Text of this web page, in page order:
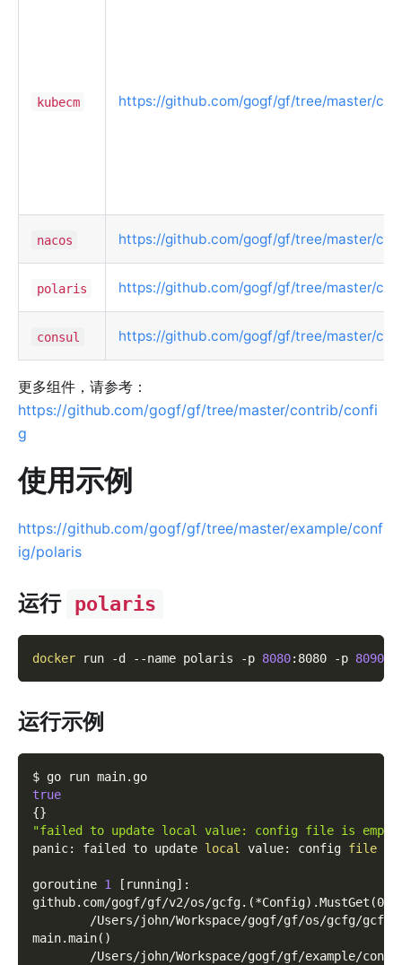
kubecm https://github.com/gogf/gf/tree/master/
nacos https://github.com/gogf/gf/tree/master/
polaris https://github.com/gogf/gf/tree/master/
consul https://github.com/gogf/gf/tree/master/
更多组件，请参考：
https://github.com/gogf/gf/tree/master/contrib/confi
g
使用示例
https://github.com/gogf/gf/tree/master/example/conf
ig/polaris
运行 polaris
docker run -d --name polaris -p 8080:8080 -p 8090
运行示例
$ go run main.go
true
{}
"failed to update local value: config file is
panic: failed to update local value: config file
goroutine 1 [ running] :
github.com/gogf/gf/v2/os/gcfg. (*Config) .MustGet (
/Users/john/Workspace/gogf/gf/os/gcfg/
main.main( )
/Users/john/Workspace/gogf/gf/example/